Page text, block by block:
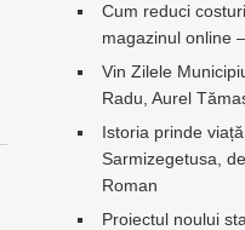
Cum reduci
magazinul online
Vin Zilele
Radu, Aurel
Istoria prinde
Sarmizegetusa,
Roman
Proiectul noului